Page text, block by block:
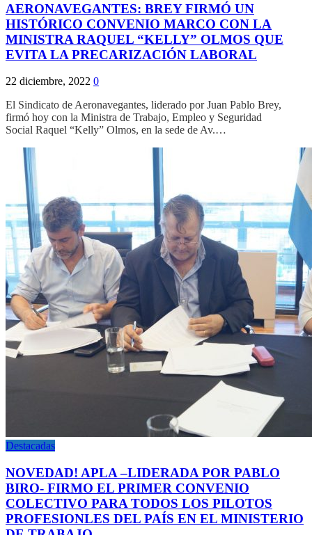
AERONAVEGANTES: BREY FIRMÓ UN
HISTÓRICO CONVENIO MARCO CON LA
MINISTRA RAQUEL “KELLY” OLMOS QUE
EVITA LA PRECARIZACIÓN LABORAL
22 diciembre, 2022 0
El Sindicato de Aeronavegantes, liderado por Juan Pablo Brey,
firmó hoy con la Ministra de Trabajo, Empleo y Seguridad
Social Raquel “Kelly” Olmos, en la sede de Av.…
Destacadas
NOVEDAD! APLA –LIDERADA POR PABLO
BIRO- FIRMO EL PRIMER CONVENIO
COLECTIVO PARA TODOS LOS PILOTOS
PROFESIONLES DEL PAÍS EN EL MINISTERIO